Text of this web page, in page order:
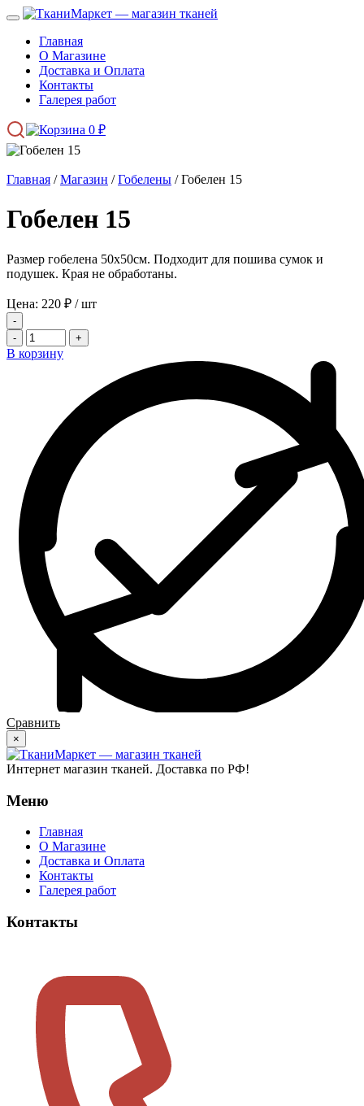
Главная
О Магазине
Доставка и Оплата
Контакты
Галерея работ
0 ₽
Главная /Магазин /Гобелены / Гобелен 15
Гобелен 15
Размер гобелена 50х50см. Подходит для пошива сумок и
подушек. Края не обработаны.
Цена: 220 ₽ / шт
-
-
+
В корзину
Сравнить
×
Интернет магазин тканей. Доставка по РФ!
Меню
Главная
О Магазине
Доставка и Оплата
Контакты
Галерея работ
Контакты